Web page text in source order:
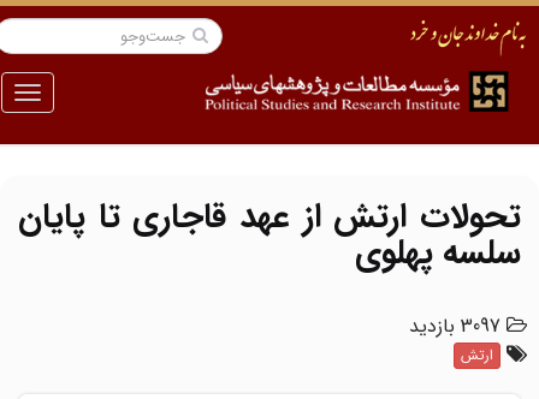
منو
تحولات ارتش از عهد قاجاری تا پایان
سلسه پهلوی
3097 بازدید
ارتش